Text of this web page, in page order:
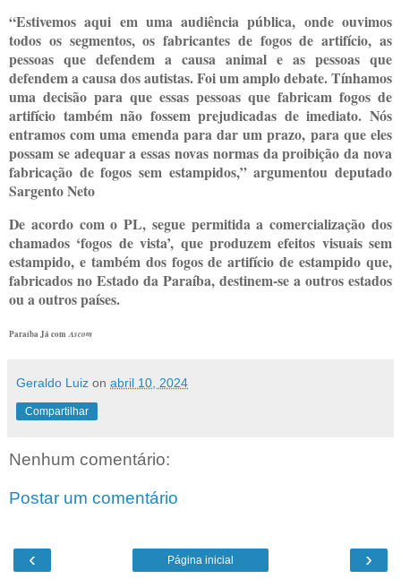
“Estivemos aqui em uma audiência pública, onde ouvimos
todos os segmentos, os fabricantes de fogos de artifício, as
pessoas que defendem a causa animal e as pessoas que
defendem a causa dos autistas. Foi um amplo debate. Tínhamos
uma decisão para que essas pessoas que fabricam fogos de
artifício também não fossem prejudicadas de imediato. Nós
entramos com uma emenda para dar um prazo, para que eles
possam se adequar a essas novas normas da proibição da nova
fabricação de fogos sem estampidos,” argumentou deputado
Sargento Neto
De acordo com o PL, segue permitida a comercialização dos
chamados ‘fogos de vista’, que produzem efeitos visuais sem
estampido, e também dos fogos de artifício de estampido que,
fabricados no Estado da Paraíba, destinem-se a outros estados
ou a outros países.
Paraíba Já com Ascom
Geraldo Luiz on abril 10, 2024
Compartilhar
Nenhum comentário:
Postar um comentário
‹ ›
Página inicial